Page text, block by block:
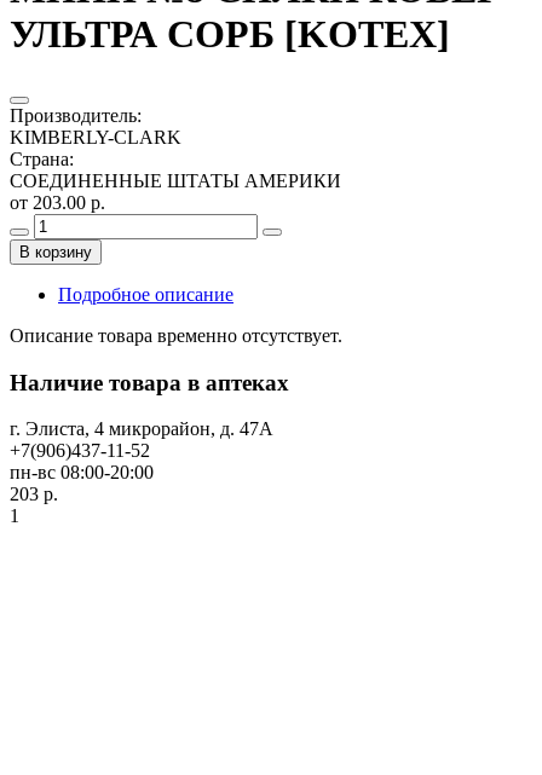
УЛЬТРА СОРБ [KOTEX]
Производитель:
KIMBERLY-CLARK
Страна:
СОЕДИНЕННЫЕ ШТАТЫ АМЕРИКИ
от 203.00 р.
В корзину
Подробное описание
Описание товара временно отсутствует.
Наличие товара в аптеках
г. Элиста, 4 микрорайон, д. 47А
+7(906)437-11-52
пн-вс 08:00-20:00
203 р.
1